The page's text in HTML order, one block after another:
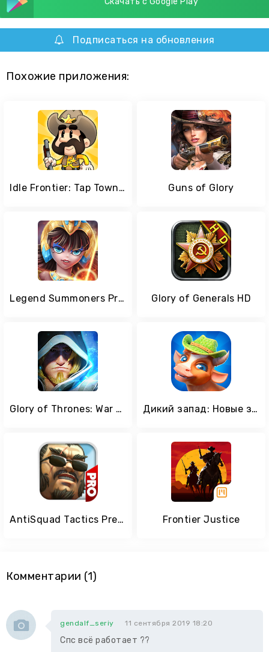
Подписаться на обновления
Похожие приложения:
Idle Frontier: Tap Town Tycoon Guns of Glory
Legend Summoners Premium Glory of Generals HD
Glory of Thrones: War of Conquest Дикий запад: Новые земли
AntiSquad Tactics Premium Frontier Justice
Комментарии (1)
gendalf_seriy 11 сентября 2019 18:20
Спс всё работает ??